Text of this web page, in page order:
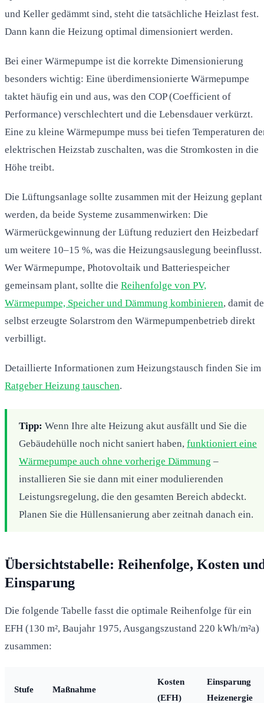
und Keller gedämmt sind, steht die tatsächliche Heizlast fest.
Dann kann die Heizung optimal dimensioniert werden.
Bei einer Wärmepumpe ist die korrekte Dimensionierung
besonders wichtig: Eine überdimensionierte Wärmepumpe
taktet häufig ein und aus, was den COP (Coefficient of
Performance) verschlechtert und die Lebensdauer verkürzt.
Eine zu kleine Wärmepumpe muss bei tiefen Temperaturen
elektrischen Heizstab zuschalten, was die Stromkosten in die
Höhe treibt.
Die Lüftungsanlage sollte zusammen mit der Heizung geplant
werden, da beide Systeme zusammenwirken: Die
Wärmerückgewinnung der Lüftung reduziert den Heizbedarf
um weitere 10–15 %, was die Heizungsauslegung beeinflusst.
Wer Wärmepumpe, Photovoltaik und Batteriespeicher
gemeinsam plant, sollte die Reihenfolge von PV,
Wärmepumpe, Speicher und Dämmung kombinieren, damit
selbst erzeugte Solarstrom den Wärmepumpenbetrieb direkt
verbilligt.
Detaillierte Informationen zum Heizungstausch finden Sie im
Ratgeber Heizung tauschen.
Tipp: Wenn Ihre alte Heizung akut ausfällt und Sie die
Gebäudehülle noch nicht saniert haben, funktioniert eine
Wärmepumpe auch ohne vorherige Dämmung –
installieren Sie sie dann mit einer modulierenden
Leistungsregelung, die den gesamten Bereich abdeckt.
Planen Sie die Hüllensanierung aber zeitnah danach ein.
Übersichtstabelle: Reihenfolge, Kosten
Einsparung
Die folgende Tabelle fasst die optimale Reihenfolge für ein
EFH (130 m², Baujahr 1975, Ausgangszustand 220 kWh/m²a)
zusammen:
Stufe Maßnahme
Kosten
(EFH)
Einsparung
Heizenergie